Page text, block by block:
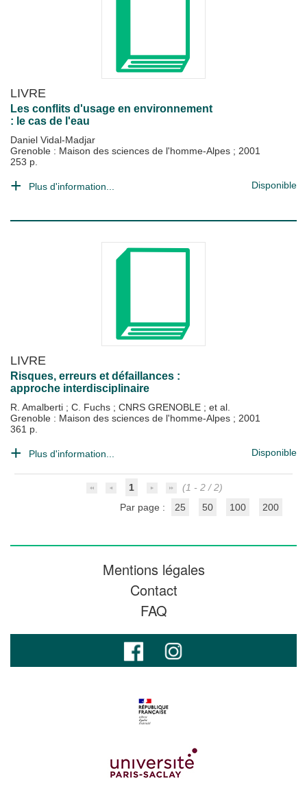
LIVRE
Les conflits d'usage en environnement
: le cas de l'eau
Daniel Vidal-Madjar
Grenoble : Maison des sciences de l'homme-Alpes ; 2001
253 p.
Plus d'information... Disponible
LIVRE
Risques, erreurs et défaillances :
approche interdisciplinaire
R. Amalberti ; C. Fuchs ; CNRS GRENOBLE ; et al.
Grenoble : Maison des sciences de l'homme-Alpes ; 2001
361 p.
Plus d'information... Disponible
1
(1 - 2 / 2)
Par page :
25 50 100 200
Mentions légales
Contact
FAQ